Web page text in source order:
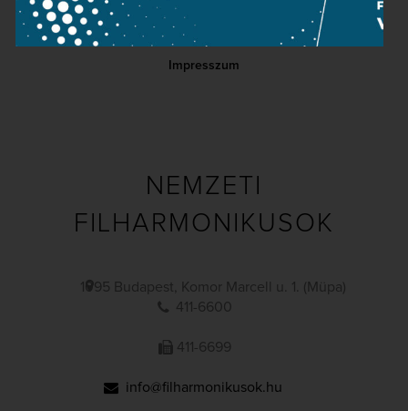
Sajtószoba
Adatvédelem
Impresszum
NEMZETI
FILHARMONIKUSOK
1095 Budapest, Komor Marcell u. 1. (Müpa)
411-6600
411-6699
info@filharmonikusok.hu